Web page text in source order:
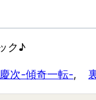
ク♪
次-傾奇一転-,